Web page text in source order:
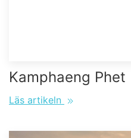
Kamphaeng Phet
Läs artikeln